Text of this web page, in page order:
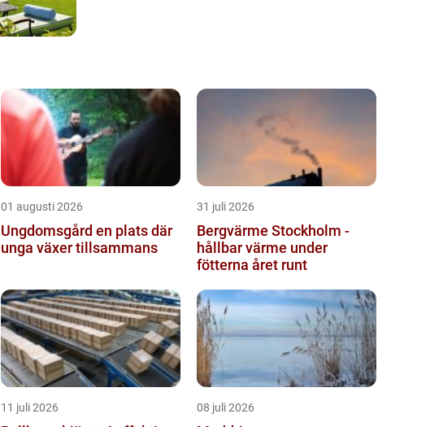
01 augusti 2026
Ungdomsgård en plats där
unga växer tillsammans
31 juli 2026
Bergvärme Stockholm -
hållbar värme under
fötterna året runt
11 juli 2026 08 juli 2026